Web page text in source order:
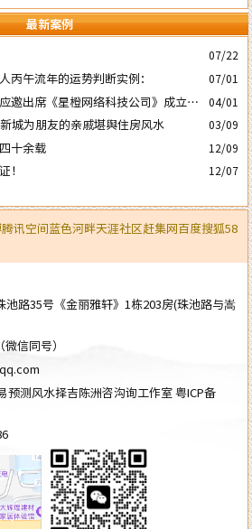
最新案例
07/22
丙午流年的运势判断实例： 07/01
邀出席《星橙网络科技公司》成立5
04/01
城为朋友的亲戚堪舆住房风水 03/09
十余载 12/09
！ 12/07
腾讯空间蓝色河畔天涯社区赶集网百度搜狐58
路35号《金丽雅轩》1栋203房(珠池路与嵩
（微信同号）
预测风水择吉陈洲咨沟询工作室粤ICP备